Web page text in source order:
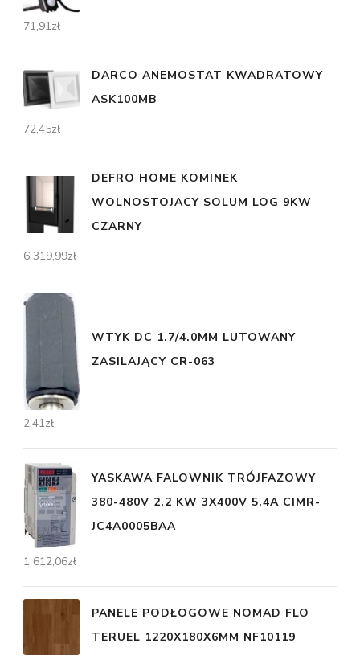
71,91zł
DARCO ANEMOSTAT KWADRATOWY
ASK100MB
72,45zł
DEFRO HOME KOMINEK
WOLNOSTOJACY SOLUM LOG 9KW
CZARNY
6 319,99zł
WTYK DC 1.7/4.0MM LUTOWANY
ZASILAJĄCY CR-063
2,41zł
YASKAWA FALOWNIK TRÓJFAZOWY
380-480V 2,2 KW 3X400V 5,4A CIMR-
JC4A0005BAA
1 612,06zł
PANELE PODŁOGOWE NOMAD FLO
TERUEL 1220X180X6MM NF10119